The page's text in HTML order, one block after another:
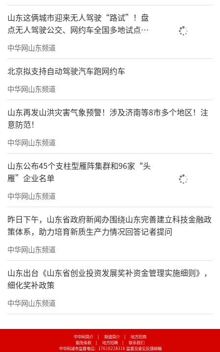
山东这俩城市迎来无人驾驶“路试”！盘
点无人驾驶公交、网约车全国多地试点之
路
中华网山东频道
北京拟支持自动驾驶汽车跑网约车
中华网山东频道
山东再发山洪灾害气象预警！涉及济南等8市多个地区！注
意防范！
中华网山东频道
山东公布45个支柱型雁阵集群和96家“头
雁”企业名单
中华网山东频道
昨日下午，山东省政府新闻办围绕山东完善建立科技金融政
策体系，助力培育新质生产力情况回答记者提问
中华网山东频道
山东出台《山东省创业投资发展奖补资金管理实施细则》，
细化奖补政策
中华网山东频道
中华网简介 | 频道简介 |
地方招商
豁免条款
| 地方招聘 |
联系我们
中华网城市监督电话：17610228316 监督及意见反馈邮箱